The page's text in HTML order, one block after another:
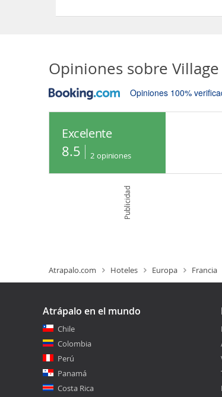
Opiniones sobre
Opiniones 100%
Excelente
8.5 2 opiniones
Publicidad
Atrapalo.com Hoteles Europa Francia
Atrápalo en el mundo
Chile
Colombia
Perú
Panamá
Costa Rica